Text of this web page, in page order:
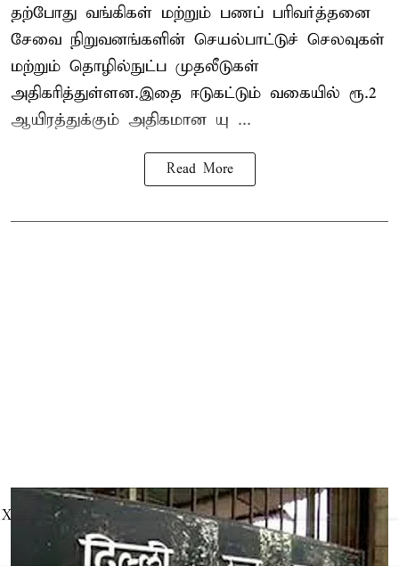
தற்போது வங்கிகள் மற்றும் பணப் பரிவர்த்தனை
சேவை நிறுவனங்களின் செயல்பாட்டுச் செலவுகள்
மற்றும் தொழில்நுட்ப முதலீடுகள்
அதிகரித்துள்ளன.இதை ஈடுகட்டும் வகையில் ரூ.2
ஆயிரத்துக்கும் அதிகமான யு ...
Read More
X